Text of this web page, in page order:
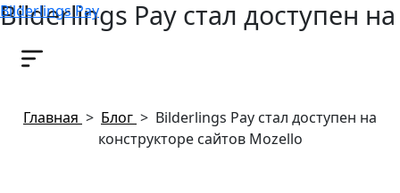
Bilderlings Pay
Bilderlings Pay стал доступен на
конструкторе сайтов Mozello
Главная > Блог > Bilderlings Pay стал доступен на
конструкторе сайтов Mozello